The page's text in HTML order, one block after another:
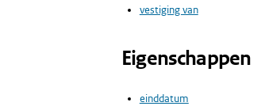
vestiging van
Eigenschappen
einddatum